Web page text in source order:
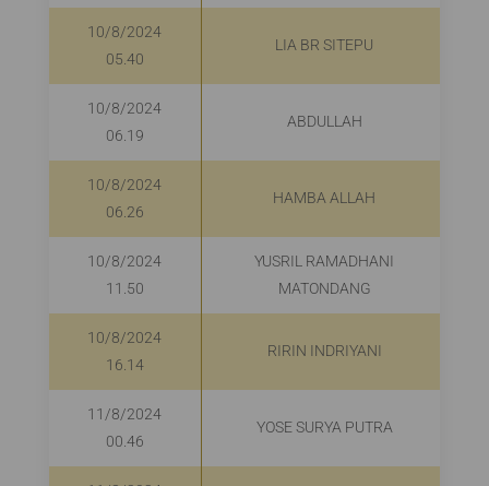
10/8/2024
05.40
LIA BR SITEPU
10/8/2024
06.19
ABDULLAH
10/8/2024
06.26
HAMBA ALLAH
10/8/2024
11.50
YUSRIL RAMADHANI
MATONDANG
10/8/2024
16.14
RIRIN INDRIYANI
11/8/2024
00.46
YOSE SURYA PUTRA